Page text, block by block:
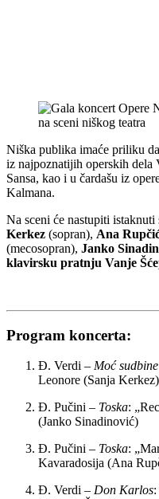
Niška publika imaće priliku
iz najpoznatijih operskih
Sansa, kao i u čardašu iz
Kalmana.
Na sceni će nastupiti
Kerkez (sopran), Ana
(mecosopran), Janko
klavirsku pratnju Vanje
Program koncerta:
Đ. Verdi – Moć sudbine
Leonore (Sanja Kerkez)
Đ. Pučini – Toska:
(Janko Sinadinović)
Đ. Pučini – Toska:
Kavaradosija (Ana
Đ. Verdi – Don Karlos